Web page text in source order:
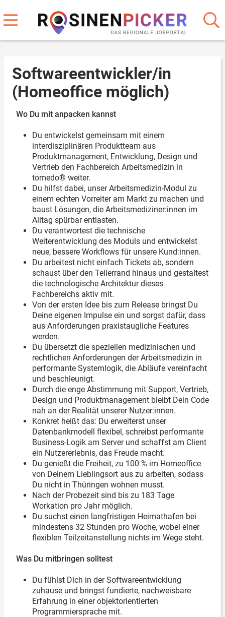
Softwareentwickler/in
(Homeoffice möglich)
Wo Du mit anpacken kannst
Du entwickelst gemeinsam mit einem
interdisziplinären Produktteam aus
Produktmanagement, Entwicklung, Design und
Vertrieb den Fachbereich Arbeitsmedizin in
tomedo® weiter.
Du hilfst dabei, unser Arbeitsmedizin-Modul zu
einem echten Vorreiter am Markt zu machen und
baust Lösungen, die Arbeitsmediziner:innen im
Alltag spürbar entlasten.
Du verantwortest die technische
Weiterentwicklung des Moduls und entwickelst
neue, bessere Workflows für unsere Kund:innen.
Du arbeitest nicht einfach Tickets ab, sondern
schaust über den Tellerrand hinaus und gestaltest
die technologische Architektur dieses
Fachbereichs aktiv mit.
Von der ersten Idee bis zum Release bringst Du
Deine eigenen Impulse ein und sorgst dafür, dass
aus Anforderungen praxistaugliche Features
werden.
Du übersetzt die speziellen medizinischen und
rechtlichen Anforderungen der Arbeitsmedizin in
performante Systemlogik, die Abläufe vereinfacht
und beschleunigt.
Durch die enge Abstimmung mit Support, Vertrieb,
Design und Produktmanagement bleibt Dein Code
nah an der Realität unserer Nutzer:innen.
Konkret heißt das: Du erweiterst unser
Datenbankmodell flexibel, schreibst performante
Business-Logik am Server und schaffst am Client
ein Nutzererlebnis, das Freude macht.
Du genießt die Freiheit, zu 100 % im Homeoffice
von Deinem Lieblingsort aus zu arbeiten, sodass
Du nicht in Thüringen wohnen musst.
Nach der Probezeit sind bis zu 183 Tage
Workation pro Jahr möglich.
Du suchst einen langfristigen Heimathafen bei
mindestens 32 Stunden pro Woche, wobei einer
flexiblen Teilzeitanstellung nichts im Wege steht.
Was Du mitbringen solltest
Du fühlst Dich in der Softwareentwicklung
zuhause und bringst fundierte, nachweisbare
Erfahrung in einer objektorientierten
Programmiersprache mit.